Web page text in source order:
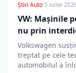
Știri Auto·5 iunie
VW: Mașinile
nu prin
Volkswagen
treptat pe cele
automobilul a